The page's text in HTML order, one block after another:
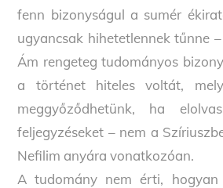
fenn bizonyságul a sumér
ugyancsak hihetetlennek tűnne
Ám rengeteg tudományos
a történet hiteles voltát,
meggyőződhetünk, ha
feljegyzéseket – nem a
Nefilim anyára vonatkozóan.
A tudomány nem érti,